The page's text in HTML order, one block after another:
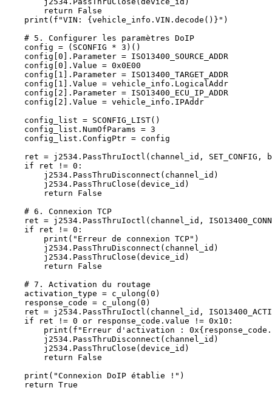
        return False
    print(f"VIN: {vehicle_info.VIN.decode()}")
    # 5. Configurer les paramètres DoIP
    config = (SCONFIG * 3)()
    config[0].Parameter = ISO13400_SOURCE_ADDR
    config[0].Value = 0x0E00
    config[1].Parameter = ISO13400_TARGET_ADDR
    config[1].Value = vehicle_info.LogicalAddr
    config[2].Parameter = ISO13400_ECU_IP_ADDR
    config[2].Value = vehicle_info.IPAddr
    config_list = SCONFIG_LIST()
    config_list.NumOfParams = 3
    config_list.ConfigPtr = config
ret = j2534.PassThruIoctl(channel_id, SET_CONFIG,
    if ret != 0:
        j2534.PassThruDisconnect(channel_id)
        j2534.PassThruClose(device_id)
        return False
    # 6. Connexion TCP
ret = j2534.PassThruIoctl(channel_id,
    if ret != 0:
        print("Erreur de connexion TCP")
        j2534.PassThruDisconnect(channel_id)
        j2534.PassThruClose(device_id)
        return False
    # 7. Activation du routage
    activation_type = c_ulong(0)
    response_code = c_ulong(0)
ret = j2534.PassThruIoctl(channel_id,
    if ret != 0 or response_code.value != 0x10:
print(f"Erreur d'activation :
        j2534.PassThruDisconnect(channel_id)
        j2534.PassThruClose(device_id)
        return False
    print("Connexion DoIP établie !")
    return True